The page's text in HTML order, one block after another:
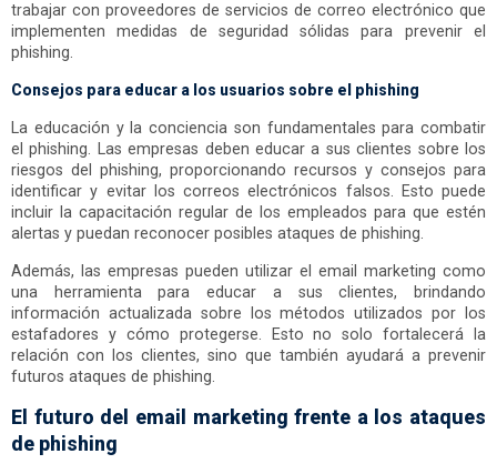
trabajar con proveedores de servicios de correo electrónico que
implementen medidas de seguridad sólidas para prevenir el
phishing.
Consejos para educar a los usuarios sobre el phishing
La educación y la conciencia son fundamentales para combatir
el phishing. Las empresas deben educar a sus clientes sobre los
riesgos del phishing, proporcionando recursos y consejos para
identificar y evitar los correos electrónicos falsos. Esto puede
incluir la capacitación regular de los empleados para que estén
alertas y puedan reconocer posibles ataques de phishing.
Además, las empresas pueden utilizar el email marketing como
una herramienta para educar a sus clientes, brindando
información actualizada sobre los métodos utilizados por los
estafadores y cómo protegerse. Esto no solo fortalecerá la
relación con los clientes, sino que también ayudará a prevenir
futuros ataques de phishing.
El futuro del email marketing frente a los ataques
de phishing